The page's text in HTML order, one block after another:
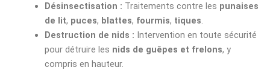
Désinsectisation : Traitements contre les punaises
de lit, puces, blattes, fourmis, tiques.
Destruction de nids : Intervention en toute sécurité
pour détruire les nids de guêpes et frelons, y
compris en hauteur.